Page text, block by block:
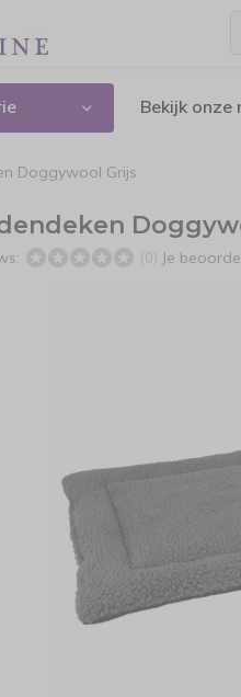
Bekijk onze
Doggywool Grijs
(0) Je